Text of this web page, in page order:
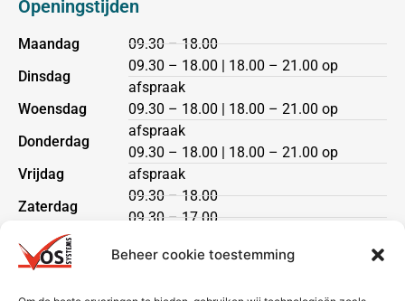
Beheer cookie toestemming
Openingstijden
Maandag
Dinsdag
Woensdag
Donderdag
Vrijdag
Zaterdag
Zondag
09.30 – 18.00
09.30 – 18.00 | 18.00 – 21.00 op
afspraak
09.30 – 18.00 | 18.00 – 21.00 op
afspraak
09.30 – 18.00 | 18.00 – 21.00 op
afspraak
09.30 – 18.00
09.30 – 17.00